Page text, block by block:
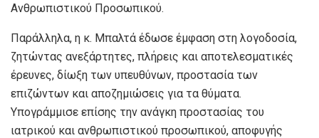
Ανθρωπιστικού Προσωπικού.
Παράλληλα, η κ. Μπαλτά έδωσε έμφαση στη λογοδοσία,
ζητώντας ανεξάρτητες, πλήρεις και αποτελεσματικές
έρευνες, δίωξη των υπευθύνων, προστασία των
επιζώντων και αποζημιώσεις για τα θύματα.
Υπογράμμισε επίσης την ανάγκη προστασίας του
ιατρικού και ανθρωπιστικού προσωπικού, αποφυγής